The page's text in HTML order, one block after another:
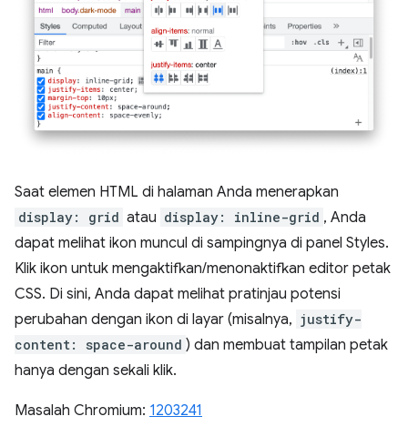
Saat elemen HTML di halaman Anda menerapkan
display: grid atau display: inline-grid , Anda
dapat melihat ikon muncul di sampingnya di panel Styles.
Klik ikon untuk mengaktifkan/menonaktifkan editor petak
CSS. Di sini, Anda dapat melihat pratinjau potensi
perubahan dengan ikon di layar (misalnya, justify-
content: space-around ) dan membuat tampilan petak
hanya dengan sekali klik.
Masalah Chromium: 1203241